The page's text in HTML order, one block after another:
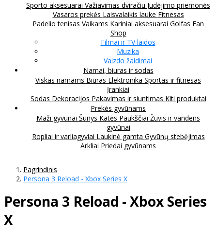
Sporto aksesuarai Važiavimas dviračiu Judėjimo priemonės
Vasaros prekės Laisvalaikis lauke Fitnesas
Padelio tenisas Vaikams Kariniai aksesuarai Golfas Fan
Shop
Filmai ir TV laidos
Muzika
Vaizdo žaidimai
Namai, biuras ir sodas
Viskas namams Biuras Elektronika Sportas ir fitnesas
Įrankiai
Sodas Dekoracijos Pakavimas ir siuntimas Kiti produktai
Prekės gyvūnams
Maži gyvūnai Šunys Katės Paukščiai Žuvis ir vandens
gyvūnai
Ropliai ir varliagyviai Laukinė gamta Gyvūnų stebėjimas
Arkliai Priedai gyvūnams
Pagrindinis
Persona 3 Reload - Xbox Series X
Persona 3 Reload - Xbox Series
X